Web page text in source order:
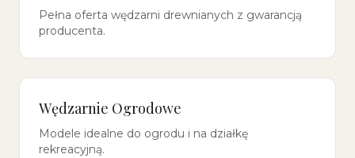
Pełna oferta wędzarni drewnianych z gwarancją
producenta.
Wędzarnie Ogrodowe
Modele idealne do ogrodu i na działkę
rekreacyjną.